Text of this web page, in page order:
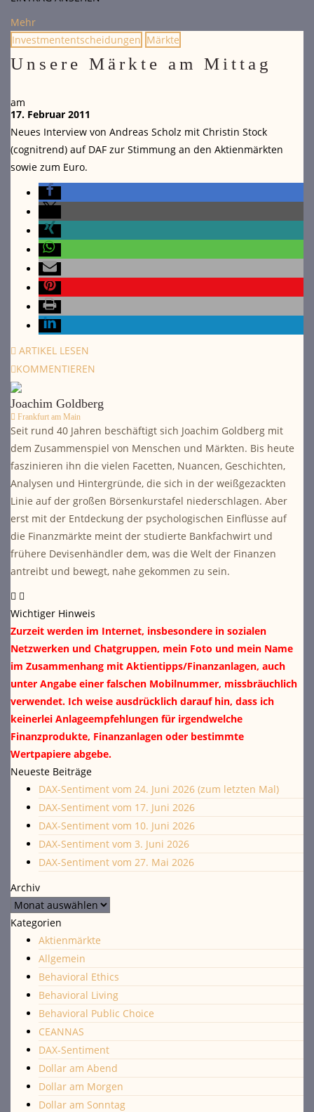
Mehr
Investmententscheidungen Märkte
Unsere Märkte am Mittag
am
17. Februar 2011
Neues Interview von Andreas Scholz mit Christin Stock
(cognitrend) auf DAF zur Stimmung an den Aktienmärkten
sowie zum Euro.
ARTIKEL LESEN
KOMMENTIEREN
Joachim Goldberg
Frankfurt am Main
Seit rund 40 Jahren beschäftigt sich Joachim Goldberg mit
dem Zusammenspiel von Menschen und Märkten. Bis heute
faszinieren ihn die vielen Facetten, Nuancen, Geschichten,
Analysen und Hintergründe, die sich in der weißgezackten
Linie auf der großen Börsenkurstafel niederschlagen. Aber
erst mit der Entdeckung der psychologischen Einflüsse auf
die Finanzmärkte meint der studierte Bankfachwirt und
frühere Devisenhändler dem, was die Welt der Finanzen
antreibt und bewegt, nahe gekommen zu sein.
Wichtiger Hinweis
Zurzeit werden im Internet, insbesondere in sozialen
Netzwerken und Chatgruppen, mein Foto und mein Name
im Zusammenhang mit Aktientipps/Finanzanlagen, auch
unter Angabe einer falschen Mobilnummer, missbräuchlich
verwendet. Ich weise ausdrücklich darauf hin, dass ich
keinerlei Anlageempfehlungen für irgendwelche
Finanzprodukte, Finanzanlagen oder bestimmte
Wertpapiere abgebe.
Neueste Beiträge
DAX-Sentiment vom 24. Juni 2026 (zum letzten Mal)
DAX-Sentiment vom 17. Juni 2026
DAX-Sentiment vom 10. Juni 2026
DAX-Sentiment vom 3. Juni 2026
DAX-Sentiment vom 27. Mai 2026
Archiv
Archiv
Kategorien
Aktienmärkte
Allgemein
Behavioral Ethics
Behavioral Living
Behavioral Public Choice
CEANNAS
DAX-Sentiment
Dollar am Abend
Dollar am Morgen
Dollar am Sonntag